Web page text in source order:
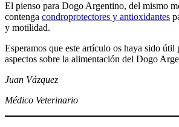
El pienso para Dogo Argentino, del mismo
contenga condroprotectores y antioxidantes
y motilidad.
Esperamos que este artículo os haya sido útil
aspectos sobre la alimentación del Dogo
Juan Vázquez
Médico Veterinario